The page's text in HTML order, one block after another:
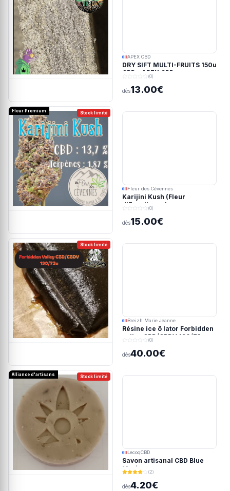
APEX CBD
DRY SIFT MULTI-FRUITS 150u
CBD - APEX CBD
(0)
dès13.00€
Stock limité
Fleur Premium
Fleur des Cévennes
Karijini Kush (Fleur
d'Excellence)
(0)
dès15.00€
Stock limité
Breizh Marie Jeanne
Résine ice ô lator Forbidden
valley CBD/CBDV 190/73u
(0)
dès40.00€
Stock limité
Alliance d'artisans
LecoqCBD
Savon artisanal CBD Blue
Meringue
(2)
dès4.20€